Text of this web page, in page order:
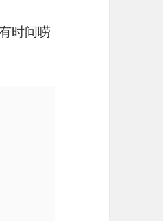
时间唠